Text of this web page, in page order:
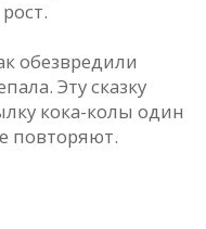
обезвредили
Эту сказку
кока-колы один
повторяют.